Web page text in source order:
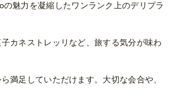
魅力を凝縮したワンランク上のデリプラ
カネストレッリなど、旅する気分が味わ
満足していただけます。大切な会合や、